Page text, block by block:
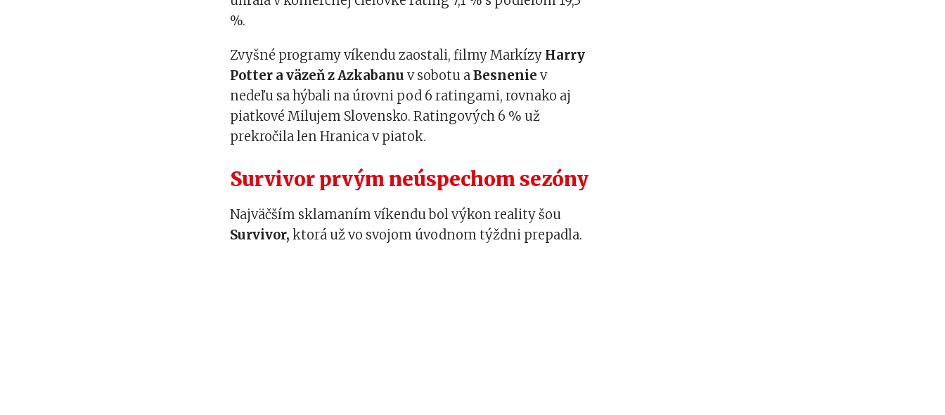
%.
Zvyšné programy víkendu zaostali, filmy Markízy Harry
Potter a väzeň z Azkabanu v sobotu aBesnenie v
nedeľu sa hýbali na úrovni pod 6 ratingami, rovnako aj
piatkové Milujem Slovensko. Ratingových 6 % už
prekročila len Hranica v piatok.
Survivor prvým neúspechom sezóny
Najväčším sklamaním víkendu bol výkon reality šou
Survivor, ktorá už vo svojom úvodnom týždni prepadla.